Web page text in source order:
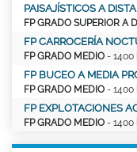
PAISAJÍSTICOS A
FP GRADO SUPERIOR A
FP CARROCERÍA
FP GRADO MEDIO - 1400
FP BUCEO A MEDIA
FP GRADO MEDIO - 1400
FP EXPLOTACIONES
FP GRADO MEDIO - 1400